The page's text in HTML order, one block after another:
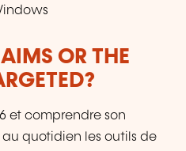
OR THE
et comprendre son
quotidien les outils de